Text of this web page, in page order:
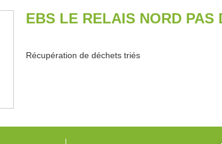
EBS LE RELAIS NORD PAS
Récupération de déchets triés